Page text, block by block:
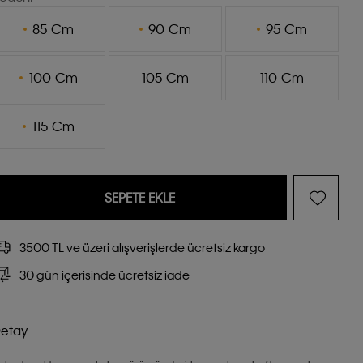
85 Cm
90 Cm 95 Cm
100 Cm 105 Cm 110 Cm
115 Cm
SEPETE EKLE
3500 TL ve üzeri alışverişlerde ücretsiz kargo
30 gün içerisinde ücretsiz iade